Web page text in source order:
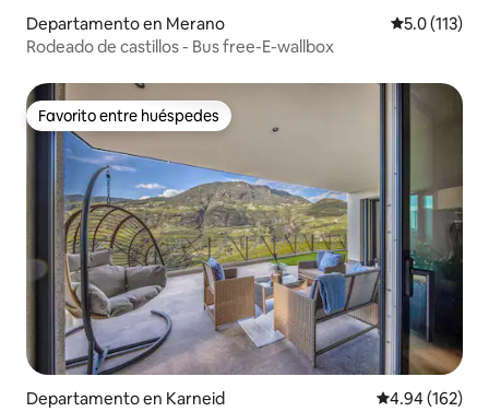
Departamento en Merano Calificación
5.0 (113)
Rodeado de castillos - Bus free-E-wallbox
Favorito entre huéspedes
Favorito entre huéspedes
Departamento en Karneid Calificación
4.94 (162)